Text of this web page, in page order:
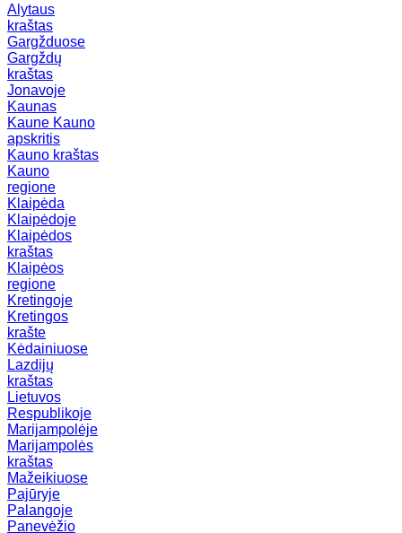
Alytaus
kraštas
Gargžduose
Gargždų
kraštas
Jonavoje
Kaunas
Kaune Kauno
apskritis
Kauno kraštas
Kauno
regione
Klaipėda
Klaipėdoje
Klaipėdos
kraštas
Klaipėos
regione
Kretingoje
Kretingos
krašte
Kėdainiuose
Lazdijų
kraštas
Lietuvos
Respublikoje
Marijampolėje
Marijampolės
kraštas
Mažeikiuose
Pajūryje
Palangoje
Panevėžio